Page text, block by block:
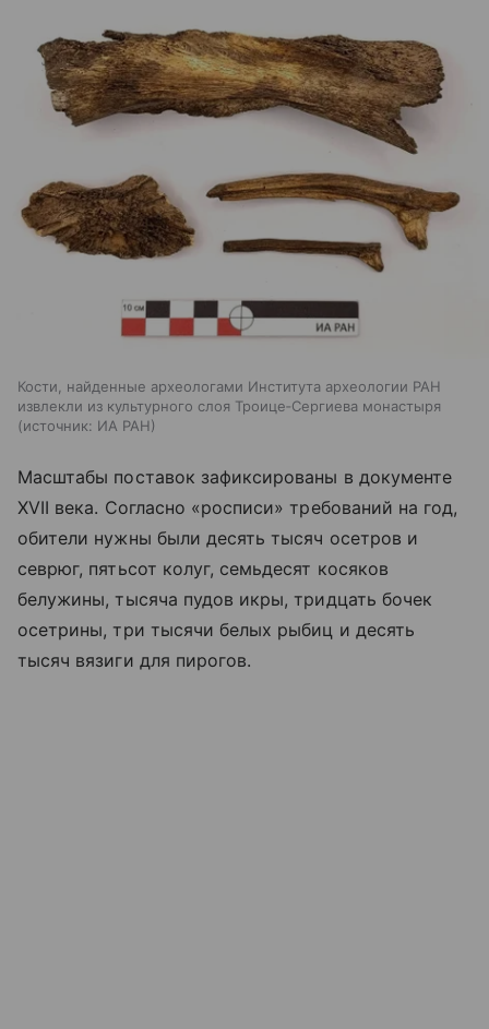
Кости, найденные археологами Института археологии РАН
извлекли из культурного слоя Троице‑Сергиева монастыря
источник: ИА РАН
Масштабы поставок зафиксированы в документе
XVII века. Согласно «росписи» требований на год,
обители нужны были десять тысяч осетров и
севрюг, пятьсот колуг, семьдесят косяков
белужины, тысяча пудов икры, тридцать бочек
осетрины, три тысячи белых рыбиц и десять
тысяч вязиги для пирогов.